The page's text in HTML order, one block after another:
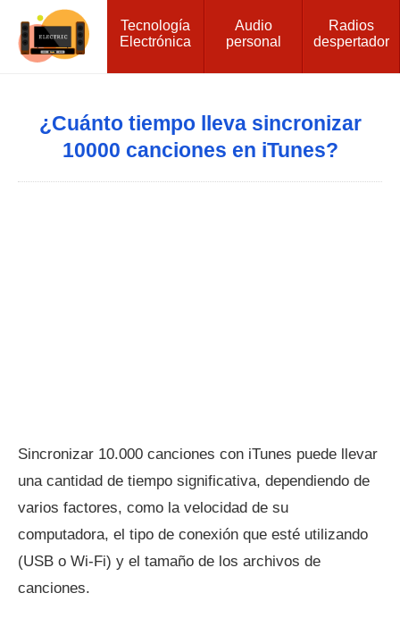
Tecnología
Electrónica
Audio
personal
Radios
despertador
¿Cuánto tiempo lleva sincronizar
10000 canciones en iTunes?
Sincronizar 10.000 canciones con iTunes puede llevar
una cantidad de tiempo significativa, dependiendo de
varios factores, como la velocidad de su
computadora, el tipo de conexión que esté utilizando
(USB o Wi-Fi) y el tamaño de los archivos de
canciones.